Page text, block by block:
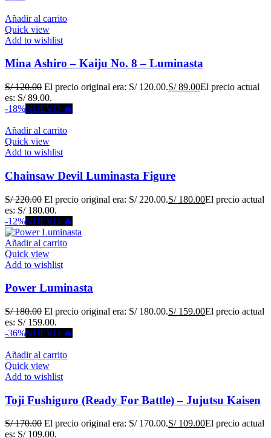
Añadir al carrito
Quick view
Add to wishlist
Mina Ashiro – Kaiju No. 8 – Luminasta
S/120.00 El precio original era: S/ 120.00.S/89.00El precio actual
es: S/ 89.00.
-18%NUEVO 🔥
Añadir al carrito
Quick view
Add to wishlist
Chainsaw Devil Luminasta Figure
S/220.00 El precio original era: S/ 220.00.S/180.00El precio actual
es: S/ 180.00.
-12%NUEVO 🔥
Añadir al carrito
Quick view
Add to wishlist
Power Luminasta
S/180.00 El precio original era: S/ 180.00.S/159.00El precio actual
es: S/ 159.00.
-36%NUEVO 🔥
Añadir al carrito
Quick view
Add to wishlist
Toji Fushiguro (Ready For Battle) – Jujutsu Kaisen
S/170.00 El precio original era: S/ 170.00.S/109.00El precio actual
es: S/ 109.00.